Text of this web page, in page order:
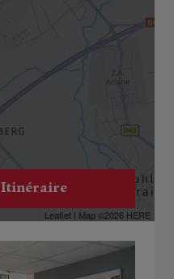
Leaflet | Map ©2026 HERE
Itinéraire